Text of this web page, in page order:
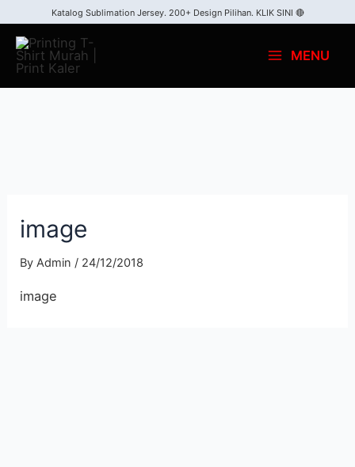
content
Katalog Sublimation Jersey. 200+ Design Pilihan. KLIK SINI 🔴
MENU
image
ByAdmin / 24/12/2018
image